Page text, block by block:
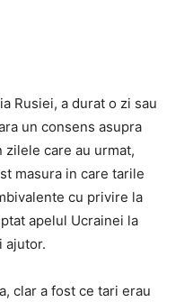
Rusiei, a durat o zi sau
un consens asupra
care au urmat,
masura in care tarile
cu privire la
apelul Ucrainei la
ajutor.
clar a fost ce tari erau